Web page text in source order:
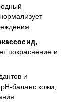
покраснение и
и
баланс кожи,